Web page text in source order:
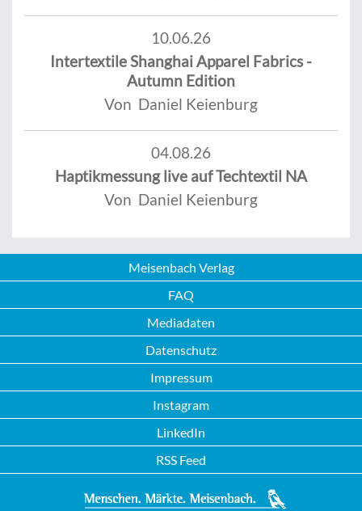
10.06.26
Intertextile Shanghai Apparel Fabrics -
Autumn Edition
Von Daniel Keienburg
04.08.26
Haptikmessung live auf Techtextil NA
Von Daniel Keienburg
Meisenbach Verlag
FAQ
Mediadaten
Datenschutz
Impressum
Instagram
LinkedIn
RSS Feed